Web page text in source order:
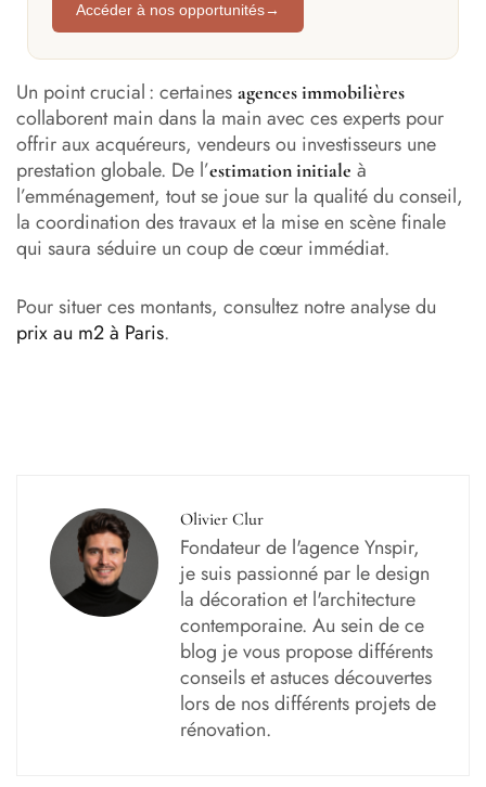
Accéder à nos opportunités→
Un point crucial : certaines agences immobilières
collaborent main dans la main avec ces experts pour
offrir aux acquéreurs, vendeurs ou investisseurs une
prestation globale. De l’estimation initiale à
l’emménagement, tout se joue sur la qualité du conseil,
la coordination des travaux et la mise en scène finale
qui saura séduire un coup de cœur immédiat.
Pour situer ces montants, consultez notre analyse du
prix au m2 à Paris.
Olivier Clur
Fondateur de l'agence Ynspir,
je suis passionné par le design
la décoration et l'architecture
contemporaine. Au sein de ce
blog je vous propose différents
conseils et astuces découvertes
lors de nos différents projets de
rénovation.